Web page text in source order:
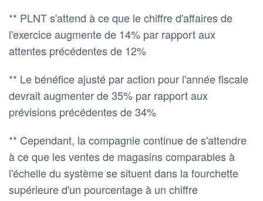
** PLNT s'attend à ce que le chiffre d'affaires de
l'exercice augmente de 14% par rapport aux
attentes précédentes de 12%
** Le bénéfice ajusté par action pour l'année fiscale
devrait augmenter de 35% par rapport aux
prévisions précédentes de 34%
** Cependant, la compagnie continue de s'attendre
à ce que les ventes de magasins comparables à
l'échelle du système se situent dans la fourchette
supérieure d'un pourcentage à un chiffre